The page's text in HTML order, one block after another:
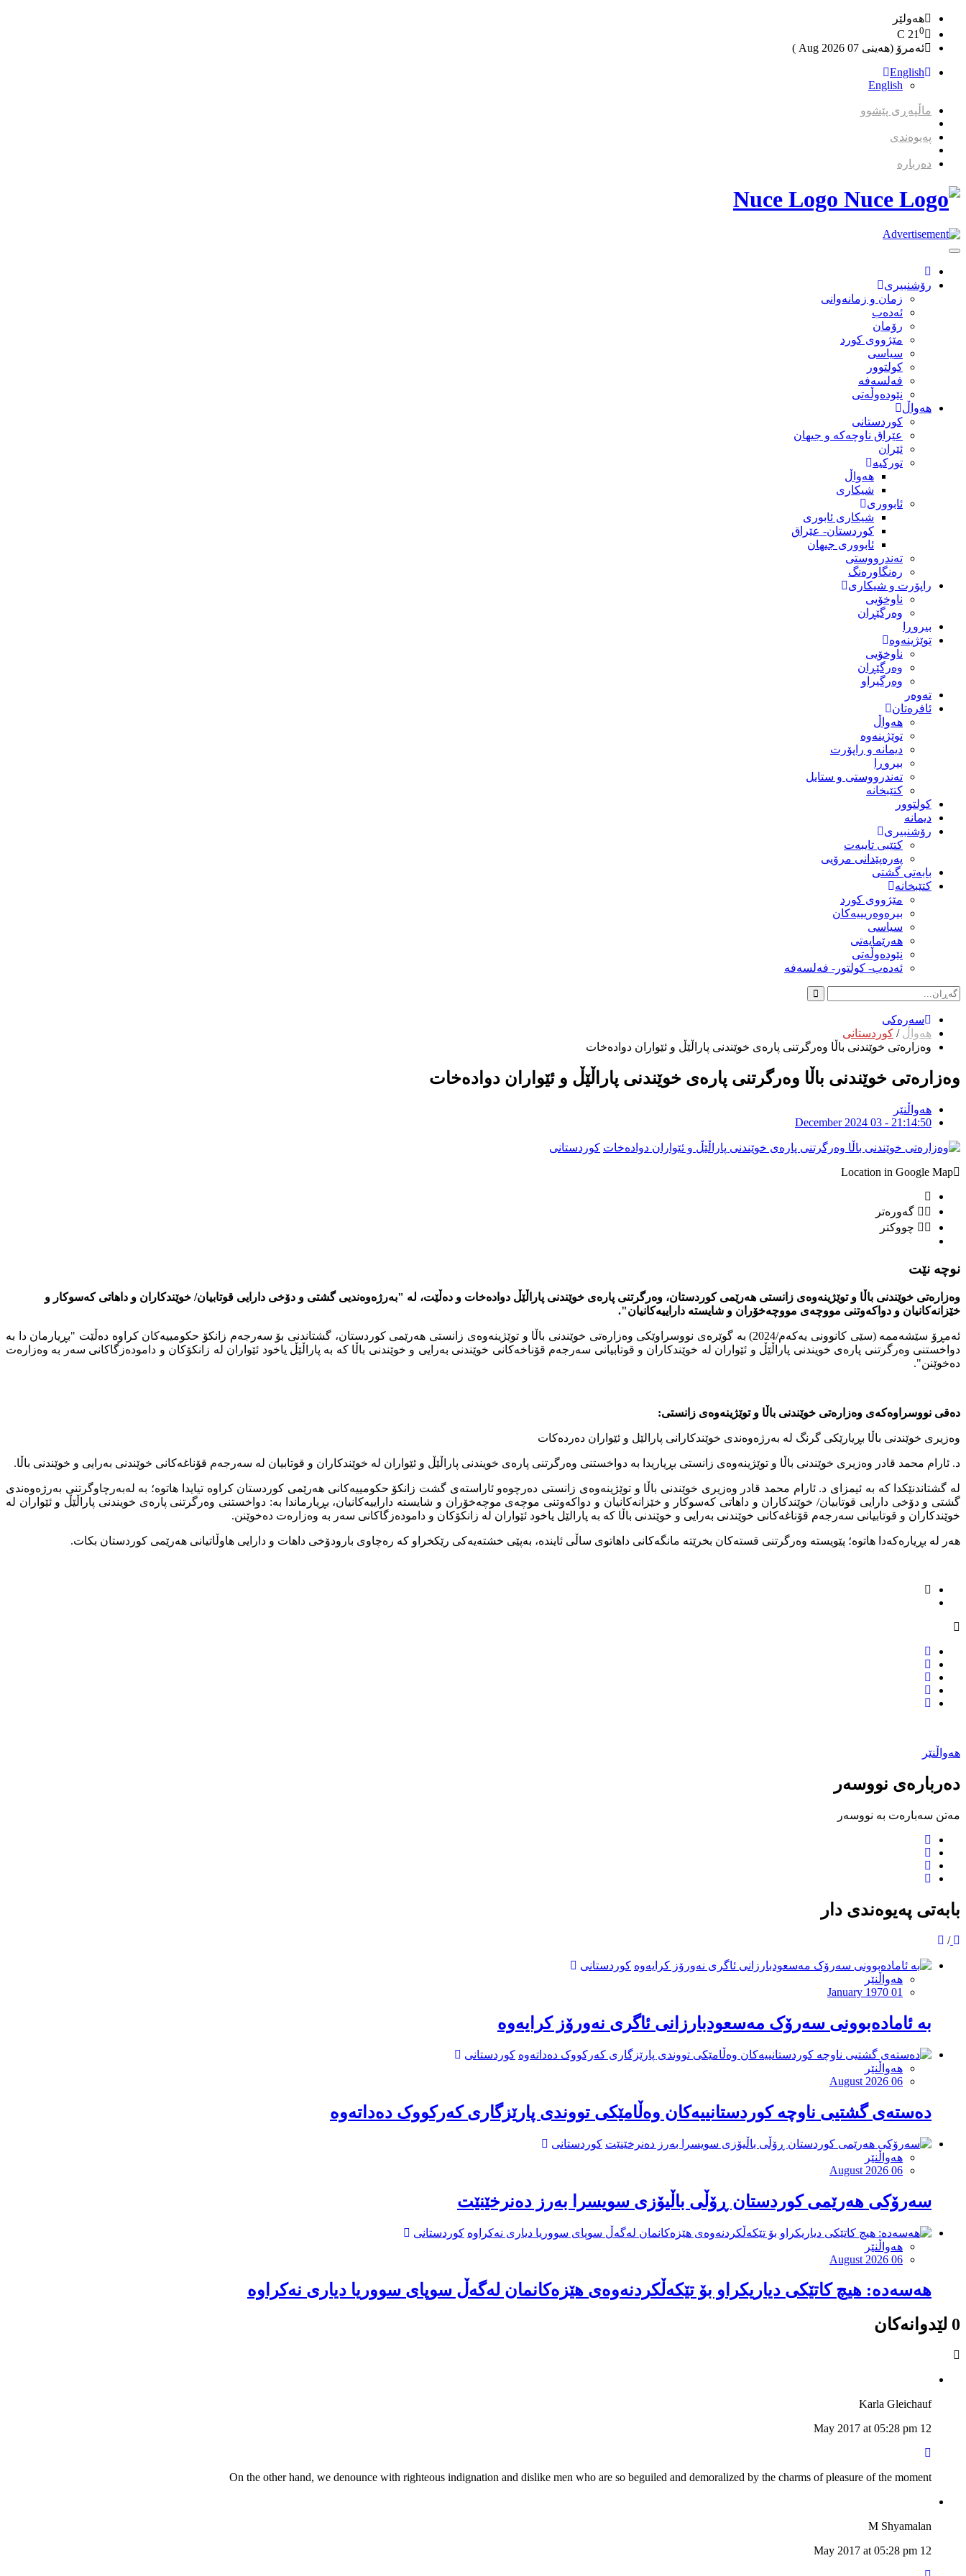
هەولێر
21 0
ئەمرۆ (هەینی 07 2026 Aug )
English
English
ماڵپەڕی پێشوو
پەیوەندی
دەربارە
Nuce Logo
Toggle
Navigation
رۆشنبیری
زمان و زمانه‌وانی
ئەدەب
رۆمان
مێژووى کورد
سیاسى
کولتوور
فەلسەفە
نێودەوڵەتی
هەواڵ
کوردستانی
عێراق ناوچەکە و جیهان
ئێران
تورکیە
هەواڵ
شیکاری
ئابووری
شیکاری ئابوری
کوردستان- عێراق
ئابووری جیهان
تەندرووستی
رەنگاورەنگ
راپۆرت و شیکاری
ناوخۆیی
وەرگێڕان
بیروڕا
توێژینەوە
ناوخۆیی
وەرگێڕان
وەرگیراو
تەوەر
ئافرەتان
هەواڵ
توێژینەوە
دیمانە و راپۆرت
بیروڕا
تەندرووستی و ستایل
کتێبخانە
کولتوور
دیمانە
رۆشنبیری
کتێبی تایبەت
پەرەپێدانی مرۆیی
بابەتی گشتی
کتێبخانە
مێژووى کورد
بیرەوەریییەکان
سیاسى
هەرێمایەتی
نێودەوڵەتی
ئەدەب- کولتور- فەلسەفە
سەرەکی
هەواڵ / کوردستانی
وەزارەتی خوێندنی باڵا وەرگرتنی پارەی خوێندنی پاراڵێڵ و ئێواران دوادەخات
وەزارەتی خوێندنی باڵا وەرگرتنی پارەی خوێندنی پاراڵێڵ و ئێواران دوادەخات
هەواڵنێر
December 2024 03 - 21:14:50
کوردستانی
Location in Google Map
گەورەتر
چووکتر
نوچە نێت
وەزارەتی خوێندنی باڵا و توێژینەوەی زانستی هەرێمی كوردستان، وەرگرتنی پارەی خوێندنی پاراڵێڵ دوادەخات و دەڵێت، لە "بەرژەوەندیی گشتی و دۆخی دارایی قوتابیان/ خوێندکاران و داهاتی کەسوکار و
خێزانەکانیان و دواکەوتنی مووچەی مووچەخۆران و شایستە داراییەکانیان".
ئەمڕۆ سێشەممە (سێی كانوونی یەكەم/2024) بە گوێرەی نووسراوێكی وەزارەتی خوێندنی باڵا و توێژینەوەی زانستی هەرێمی كوردستان، گشتاندنی بۆ سەرجەم زانکۆ حکومییەکان كراوە دەڵێت "بڕیارمان دا بە
دواخستنی وەرگرتنی پارەی خویندنی پاراڵێڵ و ئێواران لە خوێندکاران و قوتابیانى سەرجەم قۆناخەکانی خوێندنی بەرایی و خوێندنی باڵا کە بە پاراڵێڵ یاخود ئێواران لە زانکۆکان و دامودەزگاکانی سەر بە وەزارەت
دەخوێنن".
دەقی نووسراوەكەی وەزارەتی خوێندنی باڵا و توێژینەوەی زانستی:
وەزیرى خوێندنى باڵا بڕیارێکى گرنگ لە بەرژەوەندى خوێندکارانى پارالێل و ئێواران دەردەکات
د. ئارام محمد قادر وەزیرى خوێندنى باڵا و توێژینەوەى زانستى بڕیاریدا بە دواخستنی وەرگرتنی پارەی خویندنی پاراڵێڵ و ئێواران لە خوێندکاران و قوتابیان لە سەرجەم قۆناغەکانی خوێندنی بەرایی و خوێندنی باڵا.
لە گشتاندنێکدا کە بە ئیمزاى د. ئارام محمد قادر وەزیرى خوێندنى باڵا و توێژینەوەى زانستى دەرچوەو ئاراستەى گشت زانکۆ حکومییەکانى هەرێمى کوردستان کراوە تیایدا هاتوە؛ بە لەبەرچاوگرتنی بەرژەوەندی
گشتی و دۆخی دارایی قوتابیان/ خوێندکاران و داهاتی کەسوکار و خێزانەکانیان و دواکەوتنی موچەی موچەخۆران و شایستە داراییەکانیان، بڕیارماندا بە: دواخستنی وەرگرتنی پارەی خویندنی پاراڵێڵ و ئێواران لە
خوێندکاران و قوتابیانى سەرجەم قۆناغەکانی خوێندنی بەرایی و خوێندنی باڵا کە بە پارالێل یاخود ئێواران لە زانکۆکان و دامودەزگاکانی سەر بە وەزارەت دەخوێنن.
هەر لە بڕیارەکەدا هاتوە؛ پێویستە وەرگرتنی قستەکان بخرێتە مانگەکانی داهاتوی ساڵی ئایندە، بەپێی خشتەیەکی رێکخراو کە رەچاوی بارودۆخی داهات و دارایی هاوڵاتیانی هەرێمی کوردستان بکات.
هەواڵنێر
دەربارەی نووسەر
مەتن سەبارەت بە نووسەر
بابەتی پەیوەندی دار
/
کوردستانی
هەواڵنێر
January 1970 01
بە ئامادەبوونی سەرۆک مەسعودبارزانی ئاگری نەورۆز کرایەوە
کوردستانی
هەواڵنێر
August 2026 06
دەستەی گشتیی ناوچە کوردستانییەکان وەڵامێکی تووندی پارێزگاری کەرکووک دەداتەوە
کوردستانی
هەواڵنێر
August 2026 06
سەرۆكی هەرێمی كوردستان ڕۆڵی باڵیۆزی سویسرا بەرز دەنرخێنێت
کوردستانی
هەواڵنێر
August 2026 06
هەسەدە: هیچ کاتێکی دیاریکراو بۆ تێکەڵکردنەوەی هێزەکانمان لەگەڵ سوپای سووریا دیاری نەکراوە
0 لێدوانەکان
Karla Gleichauf
12 May 2017 at 05:28 pm
On the other hand, we denounce with righteous indignation and dislike men who are so beguiled and demoralized by the charms of pleasure of the moment
M Shyamalan
12 May 2017 at 05:28 pm